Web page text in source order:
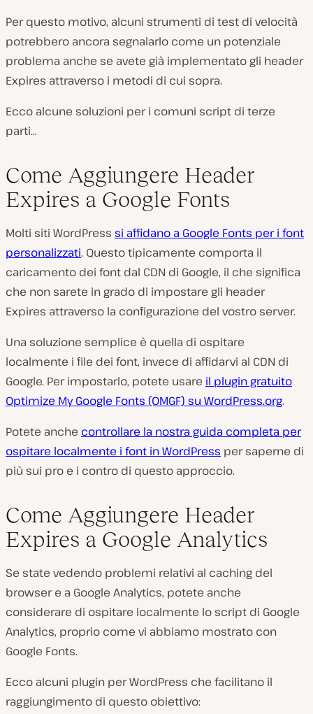
Per questo motivo, alcuni strumenti di test di velocità
potrebbero ancora segnalarlo come un potenziale
problema anche se avete già implementato gli header
Expires attraverso i metodi di cui sopra.
Ecco alcune soluzioni per i comuni script di terze
parti…
Come Aggiungere Header
Expires a Google Fonts
Molti siti WordPress si affidano a Google Fonts per i font
personalizzati. Questo tipicamente comporta il
caricamento dei font dal CDN di Google, il che significa
che non sarete in grado di impostare gli header
Expires attraverso la configurazione del vostro server.
Una soluzione semplice è quella di ospitare
localmente i file dei font, invece di affidarvi al CDN di
Google. Per impostarlo, potete usare il plugin gratuito
Optimize My Google Fonts (OMGF) su WordPress.org.
Potete anche controllare la nostra guida completa per
ospitare localmente i font in WordPress per saperne di
più sui pro e i contro di questo approccio.
Come Aggiungere Header
Expires a Google Analytics
Se state vedendo problemi relativi al caching del
browser e a Google Analytics, potete anche
considerare di ospitare localmente lo script di Google
Analytics, proprio come vi abbiamo mostrato con
Google Fonts.
Ecco alcuni plugin per WordPress che facilitano il
raggiungimento di questo obiettivo: